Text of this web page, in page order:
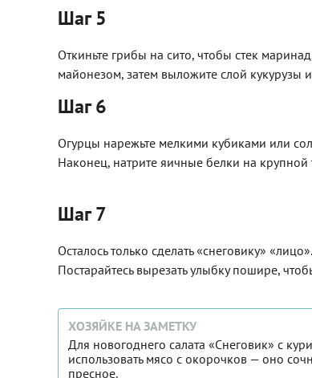
Шаг 5
Откиньте грибы на сито, чтобы стек
майонезом, затем выложите слой кукурузы
Шаг 6
Огурцы нарежьте мелкими кубиками или
Наконец, натрите яичные белки на крупной
Шаг 7
Осталось только сделать «снеговику»
Постарайтесь вырезать улыбку пошире,
ХОЗЯЙКЕ НА ЗАМЕТКУ
Для новогоднего салата «Снеговик» с
использовать мясо с окорочков — оно
пресное.